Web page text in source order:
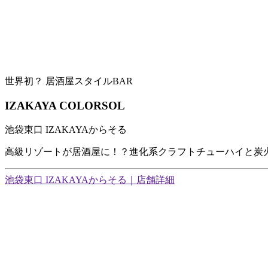
世界初？ 居酒屋スタイルBAR
IZAKAYA COLORSOL
池袋東口 IZAKAYAからそる
高級リゾートが居酒屋に！？進化系クラフトチューハイと炭
池袋東口 IZAKAYAからそる｜店舗詳細